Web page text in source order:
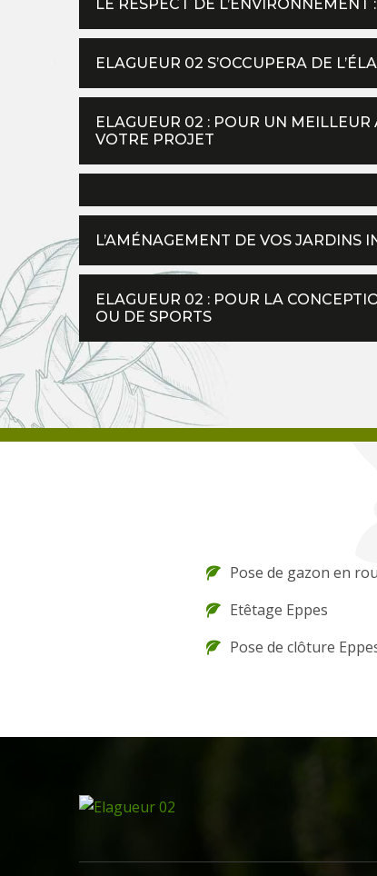
LE RESPECT DE
ELAGUEUR 02 S’OCCUPERA DE
ELAGUEUR 02 : POUR UN
VOTRE PROJET
L’AMÉNAGEMENT DE VOS JARDINS
ELAGUEUR 02 : POUR LA
OU DE SPORTS
Pose de gazon en
Etêtage Eppes
Pose de clôture